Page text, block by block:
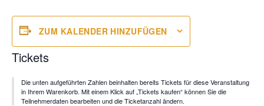
ZUM KALENDER HINZUFÜGEN
Tickets
Die unten aufgeführten Zahlen beinhalten bereits Tickets für diese Veranstaltung
in Ihrem Warenkorb. Mit einem Klick auf „Tickets kaufen“ können Sie die
Teilnehmerdaten bearbeiten und die Ticketanzahl ändern.